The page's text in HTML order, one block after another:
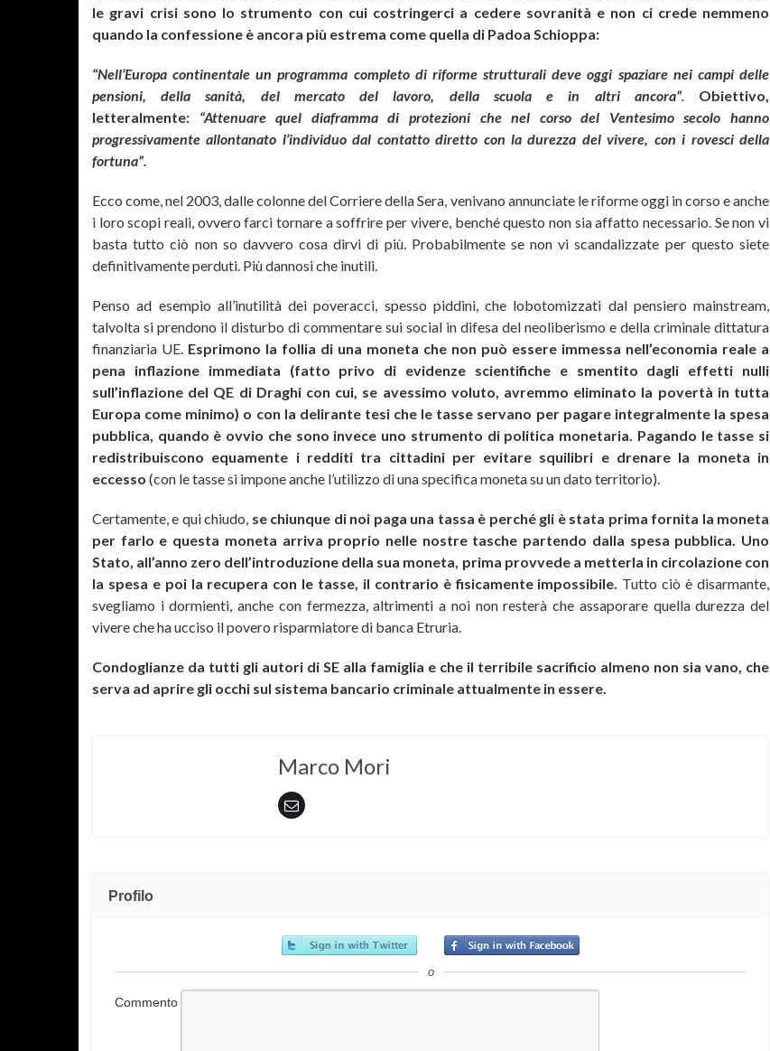
le gravi crisi sono lo strumento con cui costringerci a cedere sovranità e non ci crede nemmeno
quando la confessione è ancora più estrema come quella di Padoa Schioppa:
“Nell’Europa continentale un programma completo di riforme strutturali deve oggi spaziare nei campi delle
pensioni, della sanità, del mercato del lavoro, della scuola e in altri ancora”.Obiettivo,
letteralmente: “Attenuare quel diaframma di protezioni che nel corso del Ventesimo secolo hanno
progressivamente allontanato l’individuo dal contatto diretto con la durezza del vivere, con i rovesci della
fortuna”.
Ecco come, nel 2003, dalle colonne del Corriere della Sera, venivano annunciate le riforme oggi in corso e anche
i loro scopi reali, ovvero farci tornare a soffrire per vivere, benché questo non sia affatto necessario. Se non vi
basta tutto ciò non so davvero cosa dirvi di più. Probabilmente se non vi scandalizzate per questo siete
definitivamente perduti. Più dannosi che inutili.
Penso ad esempio all’inutilità dei poveracci, spesso piddini, che lobotomizzati dal pensiero mainstream,
talvolta si prendono il disturbo di commentare sui social in difesa del neoliberismo e della criminale dittatura
finanziaria UE. Esprimono la follia di una moneta che non può essere immessa nell’economia reale a
pena inflazione immediata (fatto privo di evidenze scientifiche e smentito dagli effetti nulli
sull’inflazione del QE di Draghi con cui, se avessimo voluto, avremmo eliminato la povertà in tutta
Europa come minimo) o con la delirante tesi che le tasse servano per pagare integralmente la spesa
pubblica, quando è ovvio che sono invece uno strumento di politica monetaria. Pagando le tasse si
redistribuiscono equamente i redditi tra cittadini per evitare squilibri e drenare la moneta in
eccesso (con le tasse si impone anche l’utilizzo di una specifica moneta su un dato territorio).
Certamente, e qui chiudo, se chiunque di noi paga una tassa è perché gli è stata prima fornita la moneta
per farlo e questa moneta arriva proprio nelle nostre tasche partendo dalla spesa pubblica. Uno
Stato, all’anno zero dell’introduzione della sua moneta, prima provvede a metterla in circolazione con
la spesa e poi la recupera con le tasse, il contrario è fisicamente impossibile. Tutto ciò è disarmante,
svegliamo i dormienti, anche con fermezza, altrimenti a noi non resterà che assaporare quella durezza del
vivere che ha ucciso il povero risparmiatore di banca Etruria.
Condoglianze da tutti gli autori di SE alla famiglia e che il terribile sacrificio almeno non sia vano, che
serva ad aprire gli occhi sul sistema bancario criminale attualmente in essere.
Marco Mori
Profilo
o
Commento